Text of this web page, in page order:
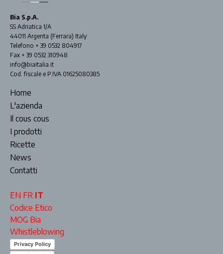
Bia S.p.A.
SS Adriatica 1/A
44011 Argenta (Ferrara) Italy
Telefono + 39 0532 804917
Fax + 39 0532 310948
info@biaitalia.it
Cod. fiscale e P.IVA 01625080385
Home
L'azienda
Il cous cous
I prodotti
Ricette
News
Contatti
EN FR IT
Codice Etico
MOG Bia
Whistleblowing
Privacy Policy